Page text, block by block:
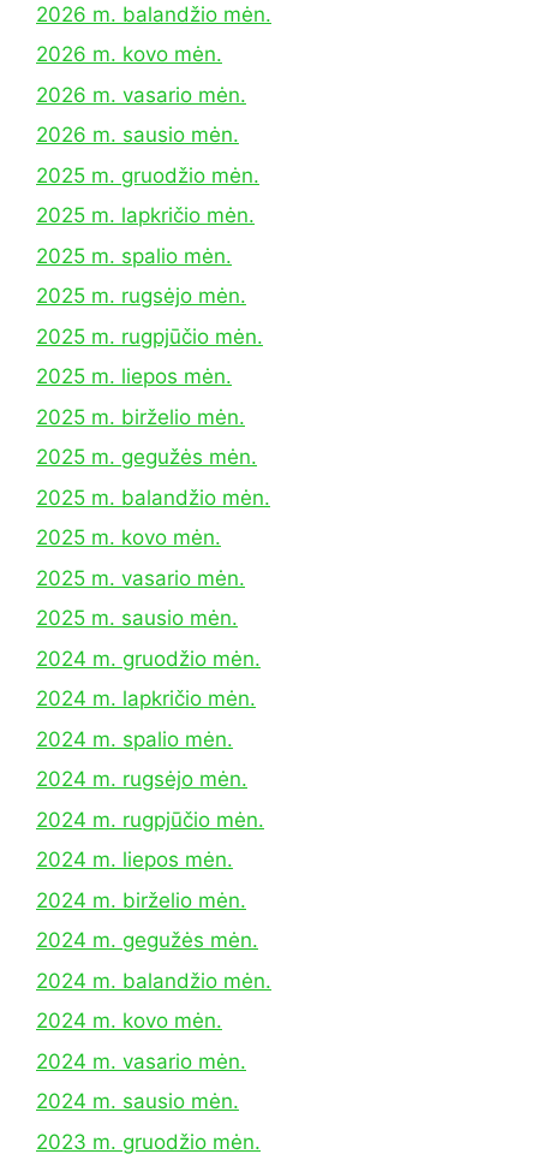
2026 m. balandžio mėn.
2026 m. kovo mėn.
2026 m. vasario mėn.
2026 m. sausio mėn.
2025 m. gruodžio mėn.
2025 m. lapkričio mėn.
2025 m. spalio mėn.
2025 m. rugsėjo mėn.
2025 m. rugpjūčio mėn.
2025 m. liepos mėn.
2025 m. birželio mėn.
2025 m. gegužės mėn.
2025 m. balandžio mėn.
2025 m. kovo mėn.
2025 m. vasario mėn.
2025 m. sausio mėn.
2024 m. gruodžio mėn.
2024 m. lapkričio mėn.
2024 m. spalio mėn.
2024 m. rugsėjo mėn.
2024 m. rugpjūčio mėn.
2024 m. liepos mėn.
2024 m. birželio mėn.
2024 m. gegužės mėn.
2024 m. balandžio mėn.
2024 m. kovo mėn.
2024 m. vasario mėn.
2024 m. sausio mėn.
2023 m. gruodžio mėn.